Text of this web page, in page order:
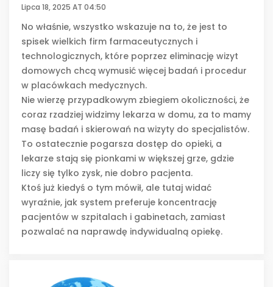
Lipca 18, 2025 AT 04:50
No właśnie, wszystko wskazuje na to, że jest to
spisek wielkich firm farmaceutycznych i
technologicznych, które poprzez eliminację wizyt
domowych chcą wymusić więcej badań i procedur
w placówkach medycznych.
Nie wierzę przypadkowym zbiegiem okoliczności, że
coraz rzadziej widzimy lekarza w domu, za to mamy
masę badań i skierowań na wizyty do specjalistów.
To ostatecznie pogarsza dostęp do opieki, a
lekarze stają się pionkami w większej grze, gdzie
liczy się tylko zysk, nie dobro pacjenta.
Ktoś już kiedyś o tym mówił, ale tutaj widać
wyraźnie, jak system preferuje koncentrację
pacjentów w szpitalach i gabinetach, zamiast
pozwalać na naprawdę indywidualną opiekę.